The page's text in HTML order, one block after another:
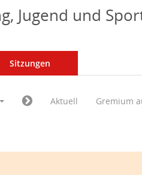
Jugend und
Sitzungen
Aktuell Gremium